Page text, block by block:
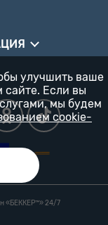
«БЕККЕР™️» 24/7
улучшить ваше
сайте. Если вы
мы будем
cookie-